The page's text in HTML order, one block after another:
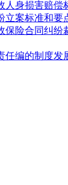
人身损害赔偿
立案标准和要
保险合同纠纷
任编的制度发